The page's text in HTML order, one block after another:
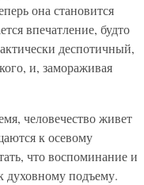
она становится
впечатление, будто
деспотичный,
и, замораживая
человечество живет
к осевому
что воспоминание и
духовному подъему.